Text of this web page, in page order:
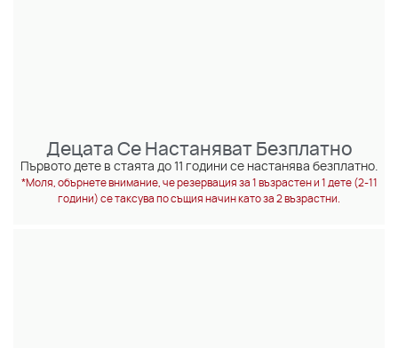
Децата Се Настаняват Безплатно
Първото дете в стаята до 11 години се настанява безплатно.
*Моля, обърнете внимание, че резервация за 1 възрастен и 1 дете (2-11
години) се таксува по същия начин като за 2 възрастни.